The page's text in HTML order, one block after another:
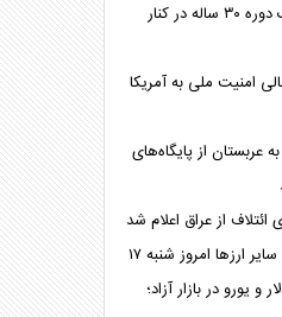
درگذشت مسی؛ پایان یک دوره ۳۰ ساله در کنار
امنیت ملی به آمریکا
عربستان از پایگاه‌های
از عراق اعلام شد
آخرین قیمت دلار، یورو و سایر ارز‌ها امروز شنبه ۱۷
و یورو در بازار آزاد؛